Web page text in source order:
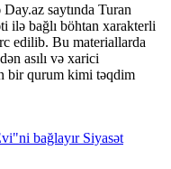
saytında Turan
ilə bağlı böhtan xarakterli
edilib. Bu materiallarda
asılı və xarici
bir qurum kimi təqdim
Siyasət